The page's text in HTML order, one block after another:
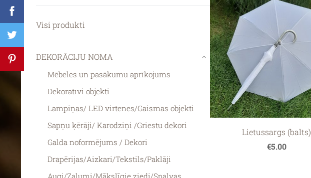
Visi produkti
DEKORĀCIJU NOMA
Mēbeles un pasākumu aprīkojums
Dekoratīvi objekti
Lampiņas/ LED virtenes/Gaismas objekti
Sapņu ķērāji/ Karodziņi /Griestu dekori
Galda noformējums / Dekori
Drapērijas/Aizkari/Tekstils/Paklāji
›
Lietussargs (balts)
€5.00